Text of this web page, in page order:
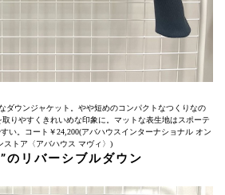
ダウンジャケット。やや短めのコンパクトなつくりなの
りやすくきれいめな印象に。マットな表生地はスポーテ
い。コート￥24,200(アバハウスインターナショナル オン
ストア〈アバハウス マヴィ〉)
リバーシブルダウン